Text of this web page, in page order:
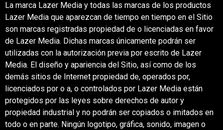
La marca Lazer Media y todas las marcas de los productos
Lazer Media que aparezcan de tiempo en tiempo en el Sitio
son marcas registradas propiedad de o licenciadas en favor
de Lazer Media. Dichas marcas únicamente podrán ser
utilizadas con la autorización previa por escrito de Lazer
Media. El diseño y apariencia del Sitio, así como de los
demás sitios de Internet propiedad de, operados por,
licenciados por o a, o controlados por Lazer Media están
protegidos por las leyes sobre derechos de autor y
propiedad industrial y no podrán ser copiados o imitados en
todo o en parte. Ningún logotipo, gráfica, sonido, imagen o